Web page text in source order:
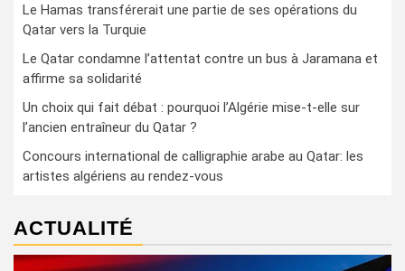
Le Hamas transférerait une partie de ses opérations du
Qatar vers la Turquie
Le Qatar condamne l’attentat contre un bus à Jaramana et
affirme sa solidarité
Un choix qui fait débat : pourquoi l’Algérie mise-t-elle sur
l’ancien entraîneur du Qatar ?
Concours international de calligraphie arabe au Qatar: les
artistes algériens au rendez-vous
ACTUALITÉ